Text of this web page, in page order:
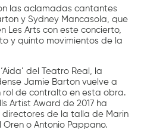
las aclamadas cantantes
y Sydney Mancasola, que
Les Arts con este concierto,
y quinto movimientos de la
del Teatro Real, la
Jamie Barton vuelve a
de contralto en esta obra.
Artist Award de 2017 ha
de la talla de Marin
Oren o Antonio Pappano.